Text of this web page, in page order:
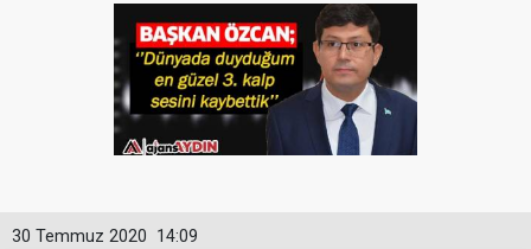
14:09
30 Temmuz 2020